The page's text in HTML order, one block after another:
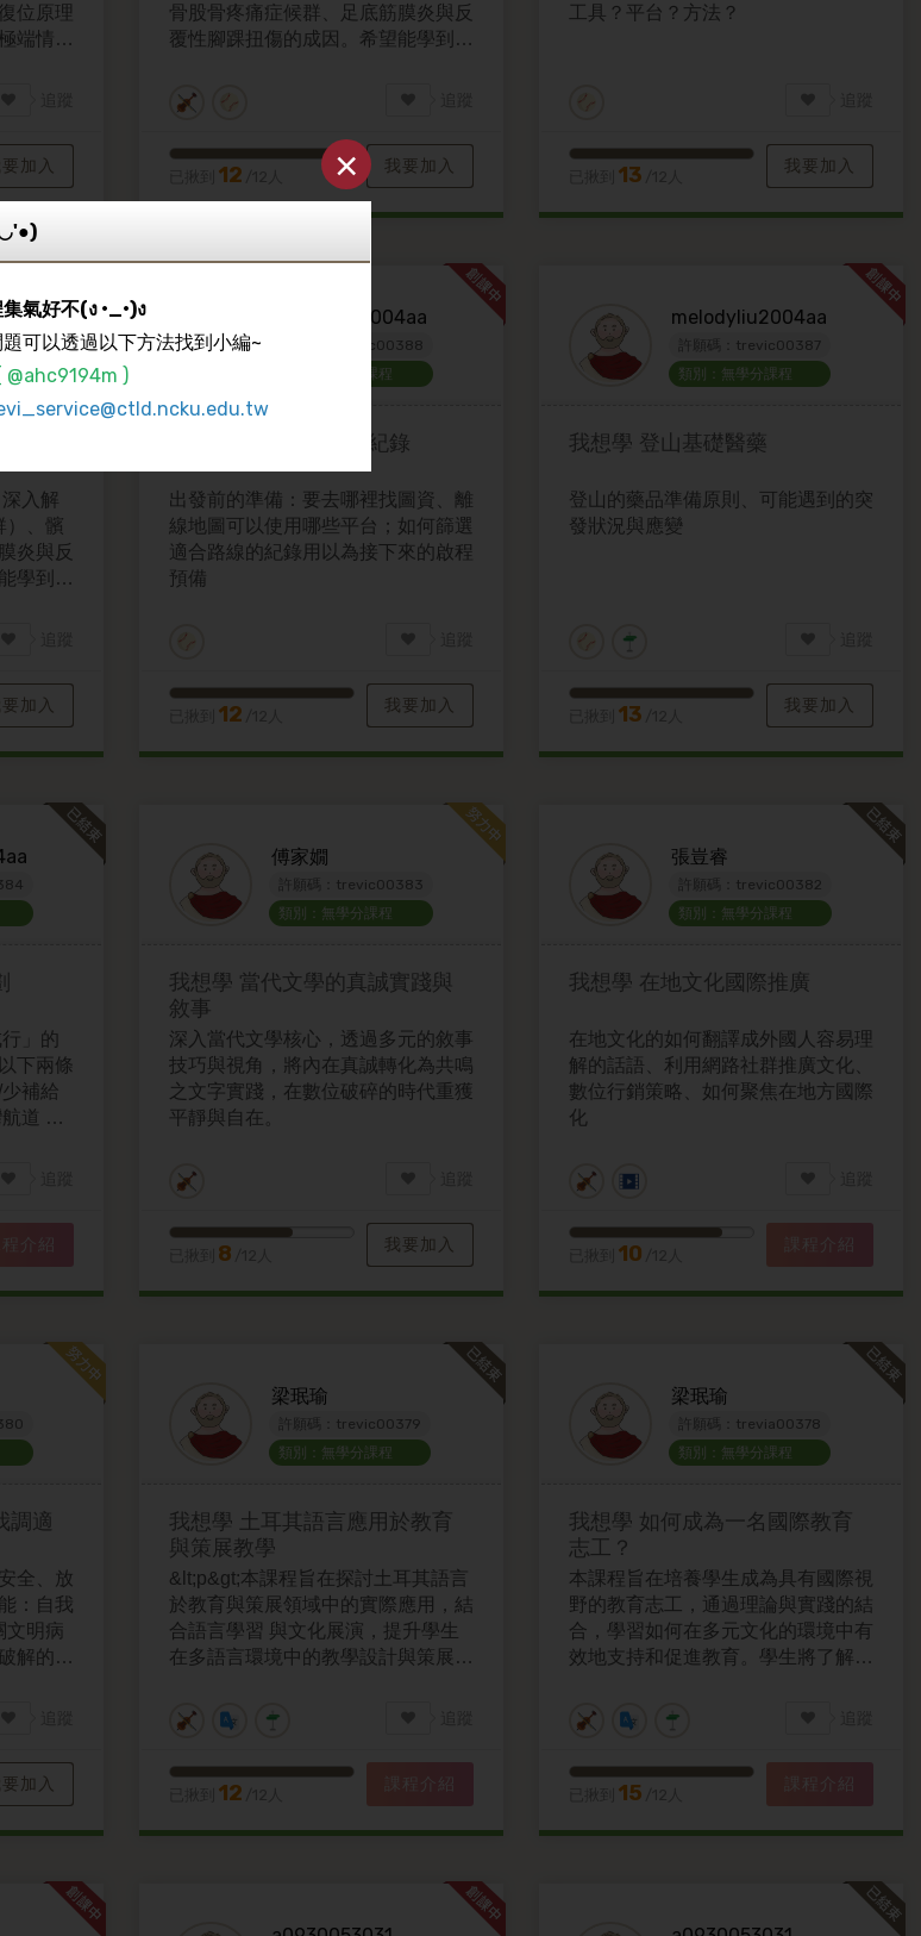
氣好不(ง •_•)ง
可以透過以下方法找到小編~
@ahc9194m )
×
位原理
端情境
加入
骨股骨疼痛症候群、足底筋膜炎與反
覆性腳踝扭傷的成因。希望能學到針
我要加入
12
工具？平台？方法？
我要加入
13
動
入解
）、髕
炎與反
學到針
加入
melodyliu2004aa
許願碼：trevic00388
類別：無學分課程
登山基礎地圖紀錄
出發前的準備：要去哪裡找圖資、離
線地圖可以使用哪些平台；如何篩選
適合路線的紀錄用以為接下來的啟程
預備
我要加入
12
melodyliu2004aa
許願碼：trevic00387
類別：無學分課程
我想學 登山基礎醫藥
登山的藥品準備原則、可能遇到的突
發狀況與應變
我要加入
13
」的
下兩條
補給
道 ：
程介紹
傅家嫺
許願碼：trevic00383
類別：無學分課程
我想學 當代文學的真誠實踐與
敘事
深入當代文學核心，透過多元的敘事
技巧與視角，將內在真誠轉化為共鳴
之文字實踐，在數位破碎的時代重獲
平靜與自在。
我要加入
8
張豈睿
許願碼：trevic00382
類別：無學分課程
我想學 在地文化國際推廣
在地文化的如何翻譯成外國人容易理
解的話語、利用網路社群推廣文化、
數位行銷策略、如何聚焦在地方國際
化
課程介紹
10
調適
全、放
：自我
文明病
解的課
以及自
加入
梁珉瑜
許願碼：trevic00379
類別：無學分課程
我想學 土耳其語言應用於教育
與策展教學
&lt;p&gt;本課程旨在探討土耳其語言
於教育與策展領域中的實際應用，結
合語言學習 與文化展演，提升學生
在多語言環境中的教學設計與策展能
生將掌握基礎土耳其語表達技巧，並
能設計與執行融合語 言與文化的教
育活動或策展計畫，培養跨文化溝通
與實踐能力。&lt;/p&gt;
課程介紹
12
梁珉瑜
許願碼：trevia00378
類別：無學分課程
我想學 如何成為一名國際教育
志工？
本課程旨在培養學生成為具有國際視
野的教育志工，通過理論與實踐的結
合，學習如何在多元文化的環境中有
效地支持和促進教育。學生將了解國
流的技能，並透過實地案例分析與模
擬活 動，體驗國際教育志工的實際
課程介紹
15